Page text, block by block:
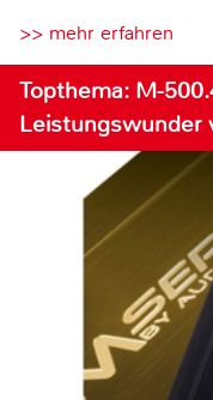
>> mehr erfahren
Topthema: M-
Leistungswunder